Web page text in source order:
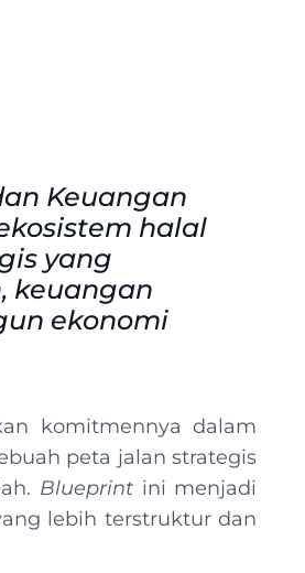
Keuangan
halal
yang
keuangan
ekonomi
komitmennya dalam
peta jalan strategis
Blueprint ini menjadi
lebih terstruktur dan